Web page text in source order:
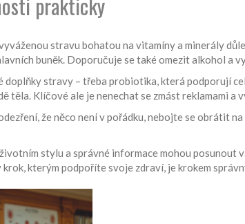
stravu bohatou na vitamíny a minerály
buněk. Doporučuje se také omezit alkohol a
doplňky stravy – třeba probiotika, která podporují
těla. Klíčové ale je nenechat se zmást reklamami a
že něco není v pořádku, nebojte se obrátit
stylu a správné informace mohou
kterým podpoříte svoje zdraví, je krokem